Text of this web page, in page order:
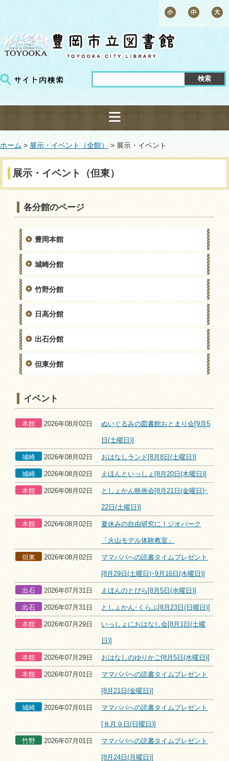
ホーム > 展示・イベント（全館） > 展示・イベント
展示・イベント（但東）
各分館のページ
豊岡本館
城崎分館
竹野分館
日高分館
出石分館
但東分館
イベント
本館 2026年08月02日 ぬいぐるみの図書館おとまり会[9月5
日(土曜日)]
城崎 2026年08月02日 おはなしランド[8月8日(土曜日)]
城崎 2026年08月02日 えほんといっしょ[8月20日(木曜日)]
本館 2026年08月02日 としょかん映画会[8月21日(金曜日)･
22日(土曜日)]
本館 2026年08月02日 夏休みの自由研究に！ジオパーク
「火山モデル体験教室」
但東 2026年08月02日 ママパパへの読書タイムプレゼント
[8月29日(土曜日)･9月16日(水曜日)]
出石 2026年07月31日 えほんのとびら[8月5日(水曜日)]
出石 2026年07月31日 としょかん･くらぶ[8月23日(日曜日)]
本館 2026年07月29日 いっしょにおはなし会[8月1日(土曜
日)]
本館 2026年07月29日 おはなしのゆりかご[8月5日(水曜日)]
本館 2026年07月01日 ママパパへの読書タイムプレゼント
[8月21日(金曜日)]
城崎 2026年07月01日 ママパパへの読書タイムプレゼント
[８月９日(日曜日)]
竹野 2026年07月01日 ママパパへの読書タイムプレゼント
[8月24日(月曜日)]